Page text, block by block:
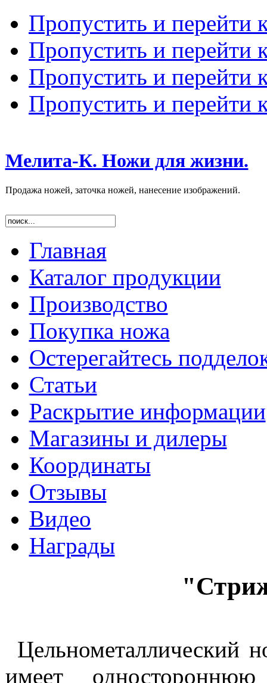
Пропустить и перейти
Пропустить и перейти
Пропустить и перейти
Пропустить и перейти
Мелита-К. Ножи для жизни.
Продажа ножей, заточка ножей, нанесение изображений.
Главная
Каталог продукции
Производство
Покупка ножа
Остерегайтесь
Статьи
Раскрытие информации
Магазины и дилеры
Координаты
Отзывы
Видео
Награды
Цельнометаллический
имеет